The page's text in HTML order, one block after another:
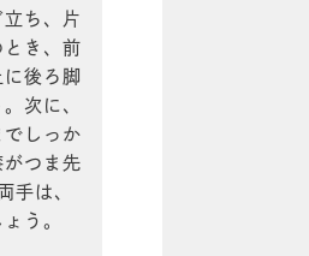
ち、片
き、前
後ろ脚
次に、
しっか
がつま先
手は、
う。